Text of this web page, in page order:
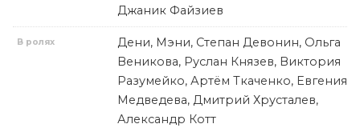
Джаник Файзиев
В ролях
Дени, Мэни, Степан Девонин, Ольга
Веникова, Руслан Князев, Виктория
Разумейко, Артём Ткаченко, Евгения
Медведева, Дмитрий Хрусталев,
Александр Котт